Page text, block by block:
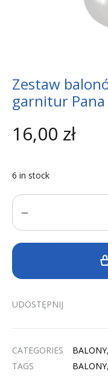
Zestaw
garnitur Pana
16,00 zł
6 in stock
Quantity
UDOSTĘPNIJ
CATEGORIES BALONY,
TAGS
BALONY,